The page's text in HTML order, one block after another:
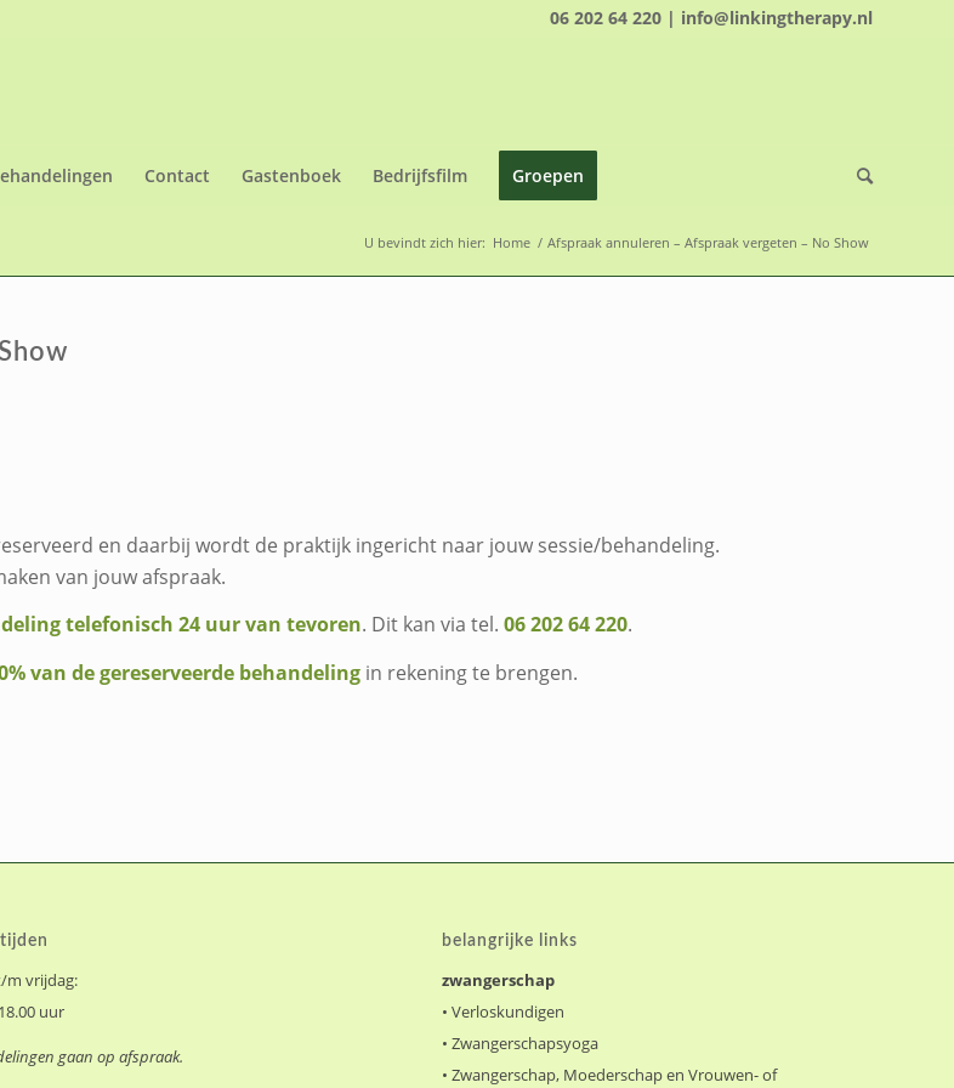
06 202 64 220 | info@linkingtherapy.nl
Contact Gastenboek Bedrijfsfilm Groepen
U bevindt zich hier: Home / Afspraak annuleren – Afspraak vergeten – No Show
en daarbij wordt de praktijk ingericht naar jouw sessie/behandeling.
van jouw afspraak.
telefonisch 24 uur van tevoren. Dit kan via tel. 06 202 64 220.
van de gereserveerde behandeling in rekening te brengen.
m vrijdag:
uur
gaan op afspraak.
belangrijke links
zwangerschap
•Verloskundigen
•Zwangerschapsyoga
•Zwangerschap, Moederschap en Vrouwen- of